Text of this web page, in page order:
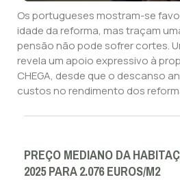
Os portugueses mostram-se
idade da reforma, mas traçam
pensão não pode sofrer cortes.
revela um apoio expressivo à
CHEGA, desde que o descanso
custos no rendimento dos
PREÇO MEDIANO DA
2025 PARA 2.076 EUROS/M2